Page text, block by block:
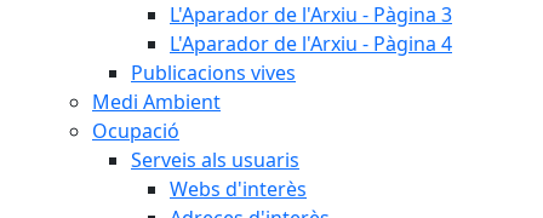
L'Aparador de l'Arxiu - Pàgina 3
L'Aparador de l'Arxiu - Pàgina 4
Publicacions vives
Medi Ambient
Ocupació
Serveis als usuaris
Webs d'interès